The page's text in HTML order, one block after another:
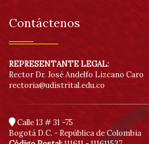
Contáctenos
REPRESENTANTE LEGAL:
Rector Dr. José Andelfo Lizcano Caro
rectoria@udistrital.edu.co
Calle 13 # 31 -75
Bogotá D.C. - República de Colombia